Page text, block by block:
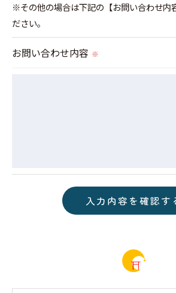
※その他の場合は下記の【お問い合わせ内
ださい。
お問い合わせ内容 ※